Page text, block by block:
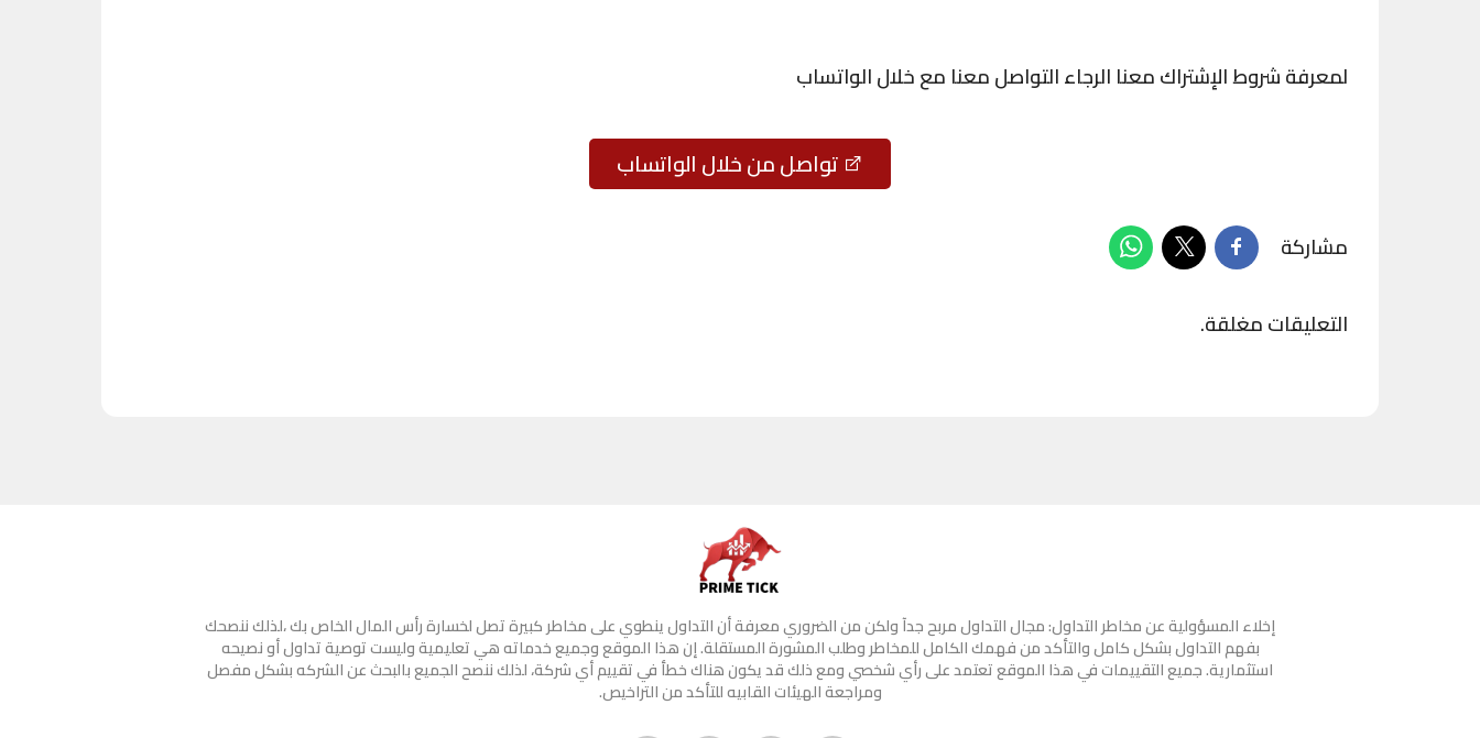
لمعرفة شروط الإشتراك معنا الرجاء التواصل معنا مع خلال الواتساب
تواصل من خلال الواتساب
مشاركة
التعليقات مغلقة.
إخلاء المسؤولية عن مخاطر التداول: مجال التداول مربح جدآ ولكن من الضروري معرفة أن التداول ينطوي على مخاطر كبيرة تصل لخسارة رأس المال الخاص بك ،لذلك ننصحك
بفهم التداول بشكل كامل والتأكد من فهمك الكامل للمخاطر وطلب المشورة المستقلة. إن هذا الموقع وجميع خدماته هي تعليمية وليست توصية تداول أو نصيحه
استثمارية. جميع التقييمات في هذا الموقع تعتمد على رأي شخصي ومع ذلك قد يكون هناك خطأ في تقييم أي شركة، لذلك ننصح الجميع بالبحث عن الشركه بشكل مفصل
ومراجعة الهيئات القابيه للتأكد من التراخيص.